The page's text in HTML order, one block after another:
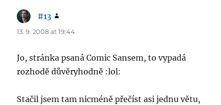
#13
13. 9. 2008 at 19:44
Jo, stránka psaná Comic Sansem, to vypadá
rozhodě důvěryhodně :lol:
Stačil jsem tam nicméně přečíst asi jednu větu,